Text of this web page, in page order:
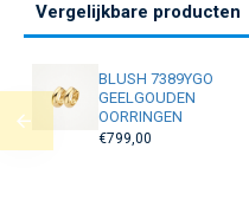
Vergelijkbare producten
BLUSH 7389YGO
GEELGOUDEN
OORRINGEN
€799,00